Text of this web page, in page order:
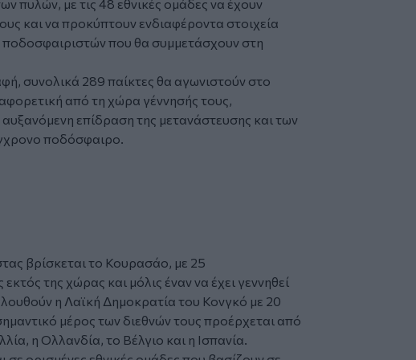
πυλών, με τις 48 εθνικές ομάδες να έχουν
και να προκύπτουν ενδιαφέροντα στοιχεία
ποδοσφαιριστών που θα συμμετάσχουν στη
συνολικά 289 παίκτες θα αγωνιστούν στο
από τη χώρα γέννησής τους,
επίδραση της μετανάστευσης και των
ποδόσφαιρο.
βρίσκεται το Κουρασάο, με 25
της χώρας και μόλις έναν να έχει γεννηθεί
η Λαϊκή Δημοκρατία του Κονγκό με 20
μέρος των διεθνών τους προέρχεται από
η Ολλανδία, το Βέλγιο και η Ισπανία.